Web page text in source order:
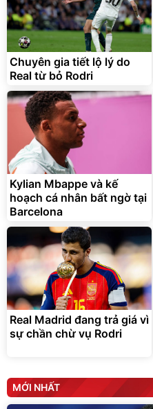
Bạt phủ xe ô tô cao cấp,
tráng nhôm 03 lớp
392.000đ
325.000đ
Đã bán nhiều
Chuyên gia tiết lộ lý do
Real từ bỏ Rodri
Kylian Mbappe và kế
hoạch cá nhân bất ngờ tại
Barcelona
Real Madrid đang trả giá vì
sự chần chừ vụ Rodri
MỚI NHẤT